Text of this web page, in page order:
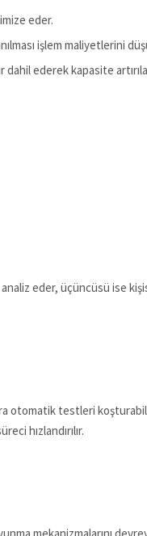
eder.
işlem maliyetlerini
ederek kapasite
eder, üçüncüsü ise
otomatik testleri
hızlandırılır.